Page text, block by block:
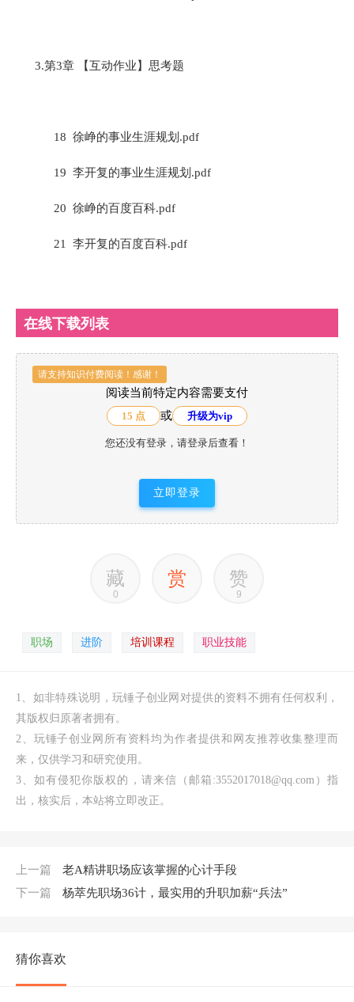
3.第3章 【互动作业】思考题
18 徐峥的事业生涯规划.pdf
19 李开复的事业生涯规划.pdf
20 徐峥的百度百科.pdf
21 李开复的百度百科.pdf
在线下载列表
请支持知识付费阅读！感谢！
阅读当前特定内容需要支付
15 点 或 升级为vip
您还没有登录，请登录后查看！
立即登录
藏
0
赏 赞
9
职场 进阶 培训课程 职业技能
1、如非特殊说明，玩锤子创业网对提供的资料不拥有任何权利，
其版权归原著者拥有。
2、玩锤子创业网所有资料均为作者提供和网友推荐收集整理而
来，仅供学习和研究使用。
3、如有侵犯你版权的，请来信（邮箱:3552017018@qq.com）指
出，核实后，本站将立即改正。
上一篇
老A精讲职场应该掌握的心计手段
下一篇
杨萃先职场36计，最实用的升职加薪“兵法”
猜你喜欢